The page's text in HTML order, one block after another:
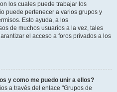
los cuales puede trabajar los
puede pertenecer a varios grupos y
Esto ayuda, a los
de muchos usuarios a la vez, tales
el acceso a foros privados a los
y como me puedo unir a ellos?
a través del enlace "Grupos de